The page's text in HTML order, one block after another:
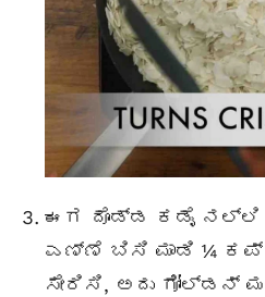
ಈಗ ದೊಡ್ಡ ಕಡೈ ನಲ್ಲಿ
ಎಣ್ಣೆ ಬಿಸಿ ಮಾಡಿ ¼
ಸೇರಿಸಿ, ಅದು ಗೋಲ್ಡನ್